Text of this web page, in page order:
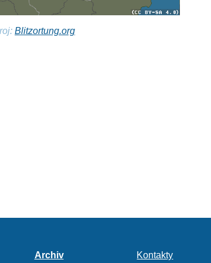
Blitzortung.org
Archiv Kontakty